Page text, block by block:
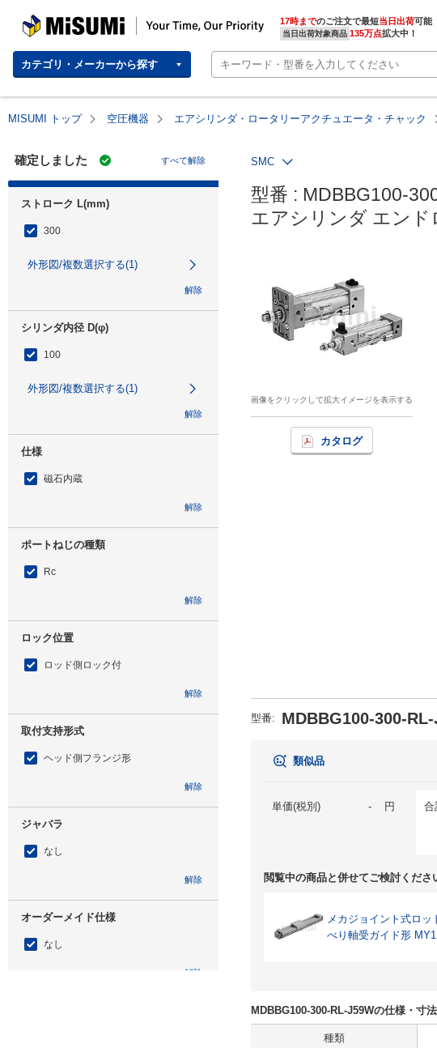
MISUMI | Your Time, Our Priority 17時までのご注文で最短当日出荷
当日出荷対象商品 135万点拡大中！
カテゴリ・メーカーから探す
MISUMI トップ 空圧機器 エアシリンダ・ロータリーアクチュエータ・チャック
確定しました すべて解除
ストローク L(mm)
300
外形図/複数選択する(1)
解除
シリンダ内径 D(φ)
100
外形図/複数選択する(1)
解除
仕様
磁石内蔵
解除
ポートねじの種類
Rc
解除
ロック位置
ロッド側ロック付
解除
取付支持形式
ヘッド側フランジ形
解除
ジャバラ
なし
解除
オーダーメイド仕様
なし
解除
SMC
型番 : MDBBG100-
エアシリンダ エンド
画像をクリックして拡大イメージを表示する
カタログ
型番: MDBBG100-300-
類似品
単価(税別) - 円 合
閲覧中の商品と併せてご検討くださ
メカジョイント式ロッ
べり軸受ガイド形
MDBBG100-300-RL-J59Wの仕様・寸
種類